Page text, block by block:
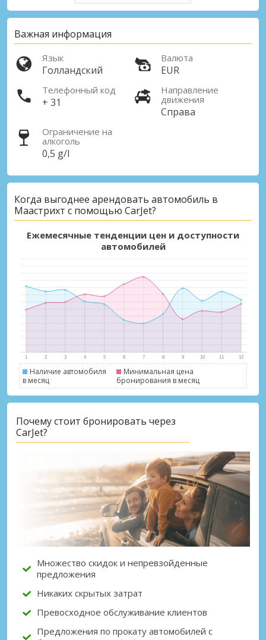
Важная информация
Язык
Голландский
Валюта
EUR
Телефонный код
+ 31
Направление
движения
Справа
Ограничение на
алкоголь
0,5 g/l
Когда выгоднее арендовать автомобиль в
Маастрихт с помощью CarJet?
Ежемесячные тенденции цен и доступности
автомобилей
Наличие автомобиля
в месяц
Минимальная цена
бронирования в месяц
Почему стоит бронировать через
CarJet?
Множество скидок и непревзойденные
предложения
Никаких скрытых затрат
Превосходное обслуживание клиентов
Предложения по прокату автомобилей с
Лучшие сбережения
предложениям партнёров
Войти с помощью eLink